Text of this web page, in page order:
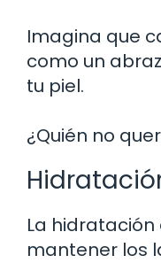
Imagina que
como un
tu piel.
¿Quién no
La
mantener los